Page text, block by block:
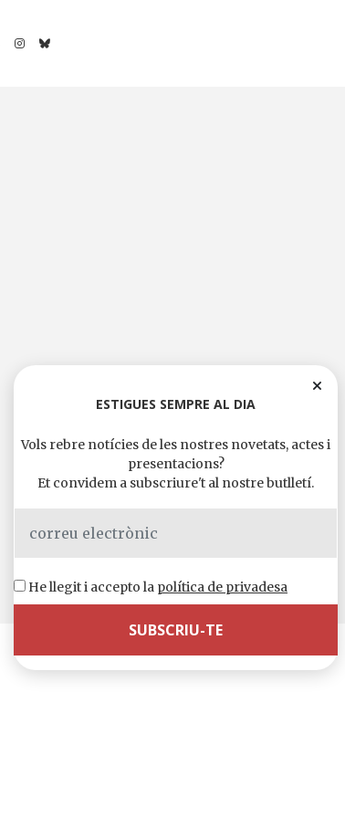
ESTIGUES SEMPRE AL DIA
Vols rebre notícies de les nostres novetats, actes i
presentacions?
Et convidem a subscriure't al nostre butlletí.
He llegit i accepto la política de privadesa